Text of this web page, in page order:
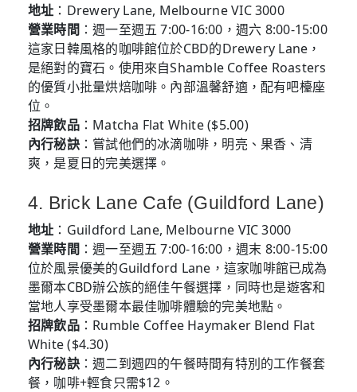
地址 ：Drewery Lane, Melbourne VIC 3000
營業時間 ：週一至週五 7:00-16:00，週六 8:00-15:00
這家日韓風格的咖啡館位於CBD的Drewery Lane，
是絕對的寶石。使用來自Shamble Coffee Roasters
的優質小批量烘焙咖啡。內部溫馨舒適，配有吧檯座
位。
招牌飲品：Matcha Flat White ($5.00)
內行秘訣：嘗試他們的冰滴咖啡，明亮、果香、清
爽，是夏日的完美選擇。
4. Brick Lane Cafe (Guildford Lane)
地址 ：Guildford Lane, Melbourne VIC 3000
營業時間 ：週一至週五 7:00-16:00，週末 8:00-15:00
位於風景優美的Guildford Lane，這家咖啡館已成為
墨爾本CBD辦公族的絕佳午餐選擇，同時也是遊客和
當地人享受墨爾本最佳咖啡體驗的完美地點。
招牌飲品：Rumble Coffee Haymaker Blend Flat
White ($4.30)
內行秘訣：週二到週四的午餐時間有特別的工作餐套
餐，咖啡+輕食只需$12。